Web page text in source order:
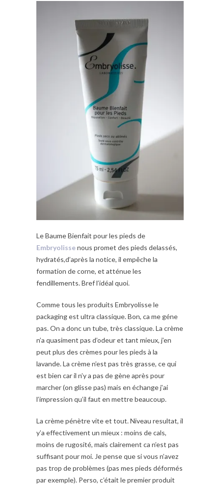
Le Baume Bienfait pour les pieds de
Embryolissenous promet des pieds delassés,
hydratés,d’après la notice, il empêche la
formation de corne, et atténue les
fendillements. Bref l’idéal quoi.
Comme tous les produits Embryolisse le
packaging est ultra classique. Bon, ca me géne
pas. On a donc un tube, très classique. La crème
n’a quasiment pas d’odeur et tant mieux, j’en
peut plus des crèmes pour les pieds à la
lavande. La crème n’est pas très grasse, ce qui
est bien car il n’y a pas de gène après pour
marcher (on glisse pas) mais en échange j’ai
l’impression qu’il faut en mettre beaucoup.
La crème pénètre vite et tout. Niveau resultat, il
y’a effectivement un mieux : moins de cals,
moins de rugosité, mais clairement ca n’est pas
suffisant pour moi. Je pense que si vous n’avez
pas trop de problèmes (pas mes pieds déformés
par exemple). Perso, c’était le premier produit